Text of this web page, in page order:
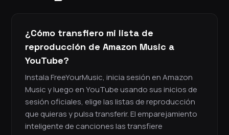
¿Cómo transfiero mi lista de
reproducción de Amazon Music a
YouTube?
Instala FreeYourMusic, inicia sesión en Amazon
Music y luego en YouTube usando sus inicios de
sesión oficiales, elige las listas de reproducción
que quieras y pulsa transferir. El emparejamiento
inteligente de canciones las transfiere